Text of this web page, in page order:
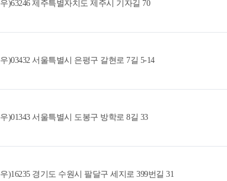
우)63246 제주특별자치도 제주시 기자길 70
우)03432 서울특별시 은평구 갈현로 7길 5-14
우)01343 서울특별시 도봉구 방학로 8길 33
우)16235 경기도 수원시 팔달구 세지로 399번길 31